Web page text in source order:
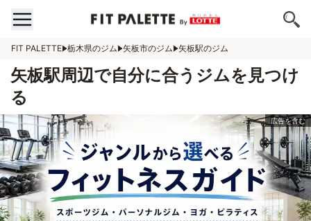
FIT PALETTE 栃木県のジム 矢板市のジム 矢板駅のジム
矢板駅周辺で自分に合うジムを見つけ
る